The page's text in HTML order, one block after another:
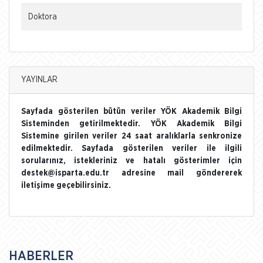
Doktora
YAYINLAR
Sayfada gösterilen bütün veriler YÖK Akademik Bilgi
Sisteminden getirilmektedir. YÖK Akademik Bilgi
Sistemine girilen veriler 24 saat aralıklarla senkronize
edilmektedir. Sayfada gösterilen veriler ile ilgili
sorularınız, istekleriniz ve hatalı gösterimler için
destek@isparta.edu.tr adresine mail göndererek
iletişime geçebilirsiniz.
HABERLER